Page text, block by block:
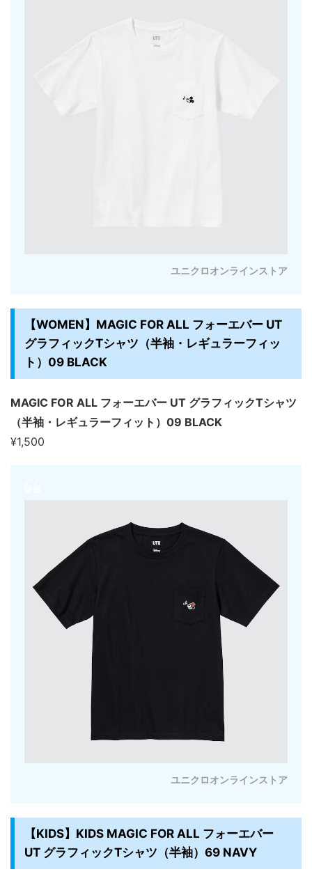
ユニクロオンラインストア
【WOMEN】MAGIC FOR ALL フォーエバー UT
グラフィックTシャツ（半袖・レギュラーフィッ
ト）09 BLACK
MAGIC FOR ALL フォーエバー UT グラフィックTシャツ
（半袖・レギュラーフィット）09 BLACK
¥1,500
ユニクロオンラインストア
【KIDS】KIDS MAGIC FOR ALL フォーエバー
UT グラフィックTシャツ（半袖）69 NAVY